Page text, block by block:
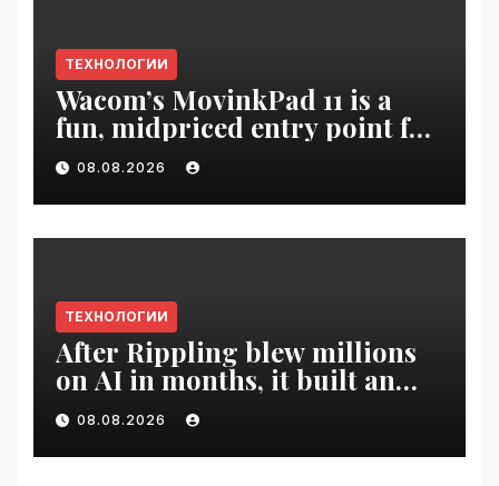
ТЕХНОЛОГИИ
Wacom’s MovinkPad 11 is a
fun, midpriced entry point for
digital artists | VseTime.ru
08.08.2026
ТЕХНОЛОГИИ
After Rippling blew millions
on AI in months, it built an
employee ROI tool |
VseTime.ru
08.08.2026